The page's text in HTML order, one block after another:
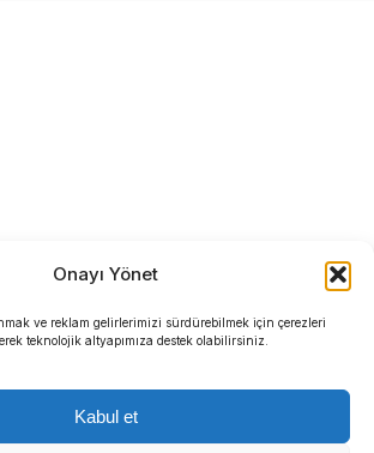
Onayı Yönet
ve reklam gelirlerimizi sürdürebilmek için çerezleri
teknolojik altyapımıza destek olabilirsiniz.
Kabul et